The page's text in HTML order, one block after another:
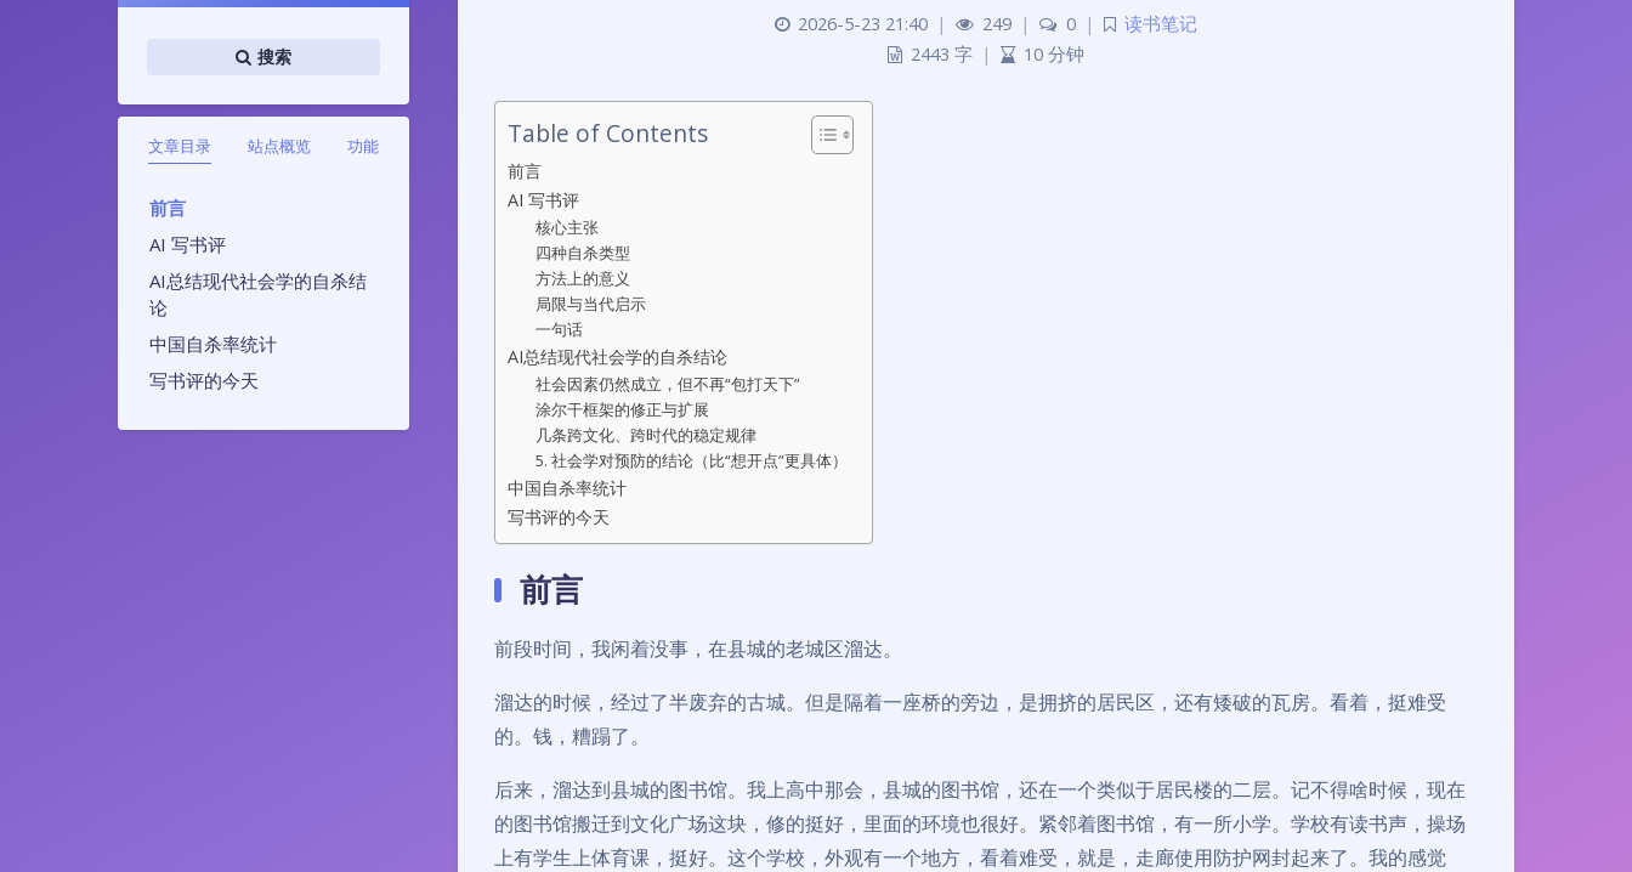
搜索
文章目录 站点概览 功能
前言
AI 写书评
AI总结现代社会学的自杀结
论
中国自杀率统计
写书评的今天
2026-5-23 21:40 | 249 | 0 |
读书笔记
2443 字 | 10 分钟
Table of Contents
前言
AI 写书评
核心主张
四种自杀类型
方法上的意义
局限与当代启示
一句话
AI总结现代社会学的自杀结论
社会因素仍然成立，但不再“包打天下”
涂尔干框架的修正与扩展
几条跨文化、跨时代的稳定规律
5. 社会学对预防的结论（比“想开点”更具体）
中国自杀率统计
写书评的今天
前言
前段时间，我闲着没事，在县城的老城区溜达。
溜达的时候，经过了半废弃的古城。但是隔着一座桥的旁边，是拥挤的居民区，还有矮破的瓦房。看着，挺难受
的。钱，糟蹋了。
后来，溜达到县城的图书馆。我上高中那会，县城的图书馆，还在一个类似于居民楼的二层。记不得啥时候，现在
的图书馆搬迁到文化广场这块，修的挺好，里面的环境也很好。紧邻着图书馆，有一所小学。学校有读书声，操场
上有学生上体育课，挺好。这个学校，外观有一个地方，看着难受，就是，走廊使用防护网封起来了。我的感觉